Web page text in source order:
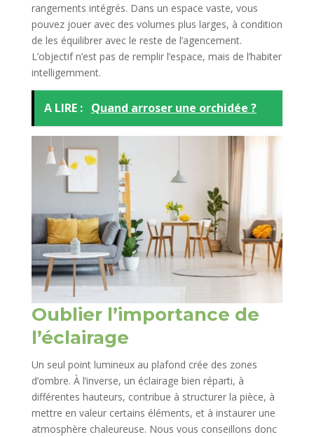
rangements intégrés. Dans un espace vaste, vous
pouvez jouer avec des volumes plus larges, à condition
de les équilibrer avec le reste de l’agencement.
L’objectif n’est pas de remplir l’espace, mais de l’habiter
intelligemment.
A LIRE : Quand arroser une orchidée ?
Oublier l’importance de
l’éclairage
Un seul point lumineux au plafond crée des zones
d’ombre. À l’inverse, un éclairage bien réparti, à
différentes hauteurs, contribue à structurer la pièce, à
mettre en valeur certains éléments, et à instaurer une
atmosphère chaleureuse. Nous vous conseillons donc